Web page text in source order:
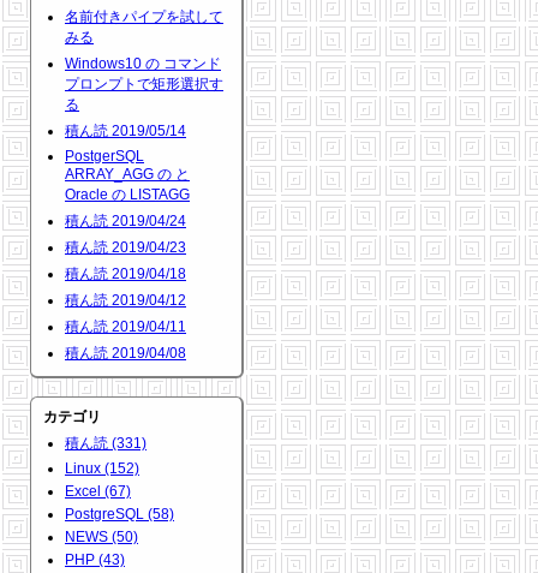
名前付きパイプを試して
みる
Windows10 の コマンド
プロンプトで矩形選択す
る
積ん読 2019/05/14
PostgerSQL
ARRAY_AGG の と
Oracle の LISTAGG
積ん読 2019/04/24
積ん読 2019/04/23
積ん読 2019/04/18
積ん読 2019/04/12
積ん読 2019/04/11
積ん読 2019/04/08
カテゴリ
積ん読 (331)
Linux (152)
Excel (67)
PostgreSQL (58)
NEWS (50)
PHP (43)